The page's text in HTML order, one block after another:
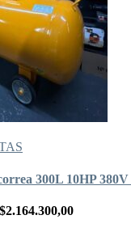
300L 10HP 380V
El
$2.164.300,00El